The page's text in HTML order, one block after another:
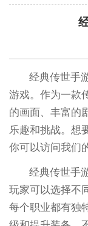
经典传世手
游戏。作为一款
的画面、丰富的
乐趣和挑战。想
你可以访问我们
经典传世手
玩家可以选择不
每个职业都有独